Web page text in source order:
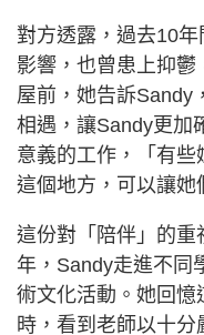
對方透露，過去10
影響，也曾患上抑
屋前，她告訴Sandy
相遇，讓Sandy更加
意義的工作，「有
這個地方，可以讓她
這份對「陪伴」的
年，Sandy走進不同
術文化活動。她回憶
時，看到老師以十